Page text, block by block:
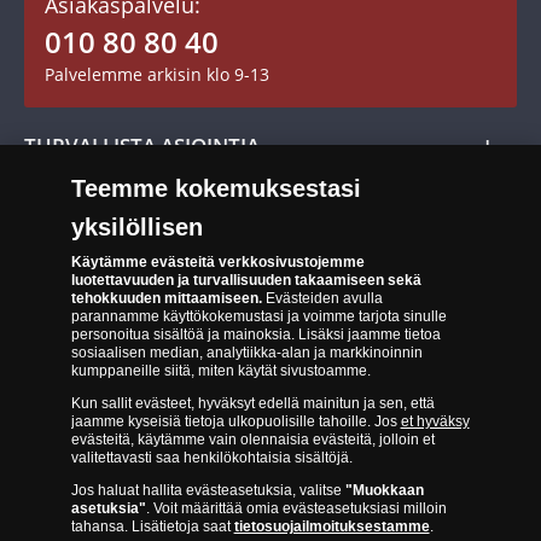
Toimitusehdot
Maksutavat
Evästeet Suomen Monetan verkkokaupassa
Tuotteiden toimittaminen
Palautusoikeus
Tee peruutusilmoitus
Saavutettavuusseloste
010 80 80 40
Palvelemme arkisin klo 9-13
TURVALLISTA ASIOINTIA
Turvallinen kumppani
Aitous- ja laatutakuu
14 päivän palautusoikeus
johtaville rahapajoille ja keskuspankeille, kuten Norjan rahapaja,
Britannian kuninkaallinen rahapaja, Ranskan rahapaja, Kanadan
Teemme kokemuksestasi
yksilöllisen
Käytämme evästeitä verkkosivustojemme
luotettavuuden ja turvallisuuden takaamiseen sekä
tehokkuuden mittaamiseen.Evästeiden avulla
parannamme käyttökokemustasi ja voimme tarjota sinulle
personoitua sisältöä ja mainoksia. Lisäksi jaamme tietoa
sosiaalisen median, analytiikka-alan ja markkinoinnin
kumppaneille siitä, miten käytät sivustoamme.
Kun sallit evästeet, hyväksyt edellä mainitun ja sen, että
jaamme kyseisiä tietoja ulkopuolisille tahoille. Jos et hyväksy
evästeitä, käytämme vain olennaisia evästeitä, jolloin et
valitettavasti saa henkilökohtaisia sisältöjä.
Jos haluat hallita evästeasetuksia, valitse "Muokkaan
asetuksia". Voit määrittää omia evästeasetuksiasi milloin
tahansa. Lisätietoja saattietosuojailmoituksestamme.